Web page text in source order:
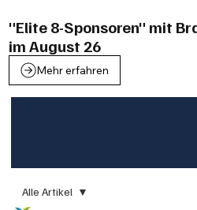
"Elite 8-Sponsoren" mit
im August 26
Mehr erfahren
Alle Artikel